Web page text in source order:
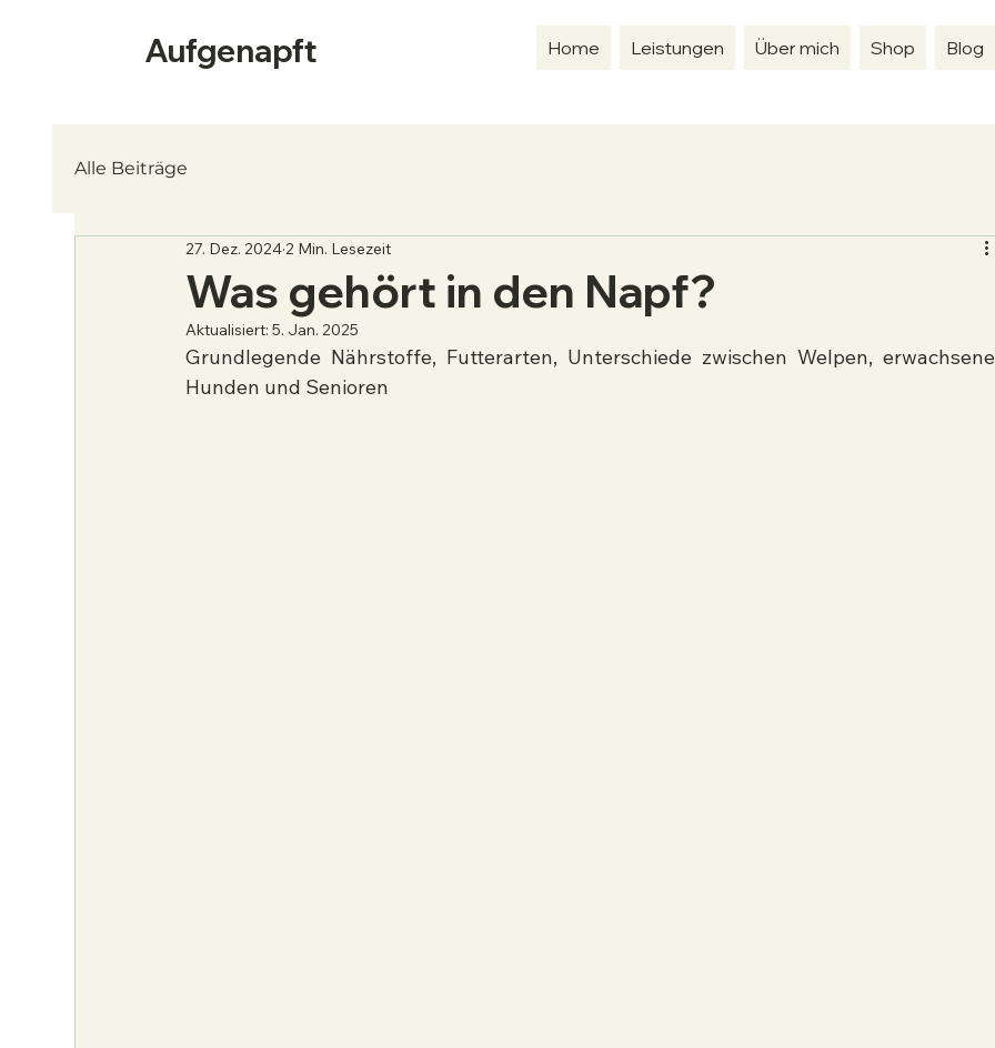
Aufgenapft Home Leistungen Über mich Shop Blog
Alle Beiträge
Was gehört in den Napf?
27. Dez. 20242 Min. Lesezeit
Aktualisiert:5. Jan. 2025
Grundlegende Nährstoffe, Futterarten, Unterschiede zwischen Welpen,
Hunden und Senioren